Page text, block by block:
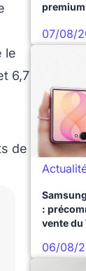
le
6,7
de
07/08/
:
vente du
06/08/